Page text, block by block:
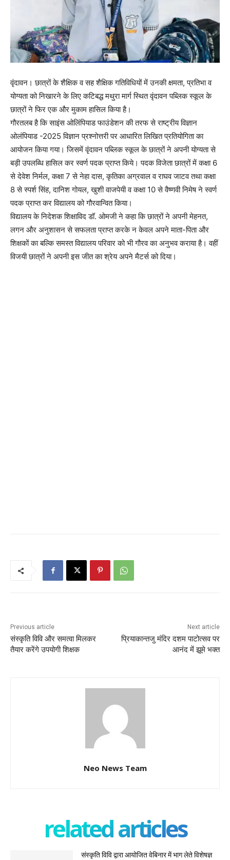
वृंदावन। छात्रों के शैक्षिक व सह शैक्षिक गतिविधियों में उनकी क्षमता, प्रतिभा व
योग्यता को निखारने के लिए कटिबद्ध मथुरा मार्ग स्थित वृंदावन पब्लिक स्कूल के
छात्रों ने फिर एक और मुकाम हासिल किया है।
गौरतलब है कि साइंस ओलिंपियाड फाउंडेशन की तरफ से राष्ट्रीय विज्ञान
ओलंपियाड -2025 विज्ञान प्रश्नोत्तरी पर आधारित लिखित प्रतियोगिता का
आयोजन किया गया। जिसमें वृंदावन पब्लिक स्कूल के छात्रों ने अपनी योग्यता से
बड़ी उपलब्धि हासिल कर स्वर्ण पदक प्राप्त किये। पदक विजेता छात्रों में कक्षा 6
से देवेश निर्मल, कक्षा 7 से नेहा दास, कृतिका अग्रवाल व राघव जाटव तथा कक्षा
8 से स्पर्श सिंह, दानिश गोयल, खुशी वाजपेयी व कक्षा 10 से वैष्णवी निमेष ने स्वर्ण
पदक प्राप्त कर विद्यालय को गौरवान्वित किया।
विद्यालय के निदेशक शिक्षाविद डॉ. ओमजी ने कहा कि छात्रों ने अपनी मेहनत,
लगन और अनुशासन से सफलता प्राप्त करके न केवल अपने माता-पिता और
शिक्षकों का बल्कि समस्त विद्यालय परिवार को भी गौरव का अनुभव कराया है। वहीं
विजयी छात्रों ने अपनी इस जीत का श्रेय अपने मैटर्स को दिया।
Previous article
संस्कृति विवि और समत्वा मिलकर
तैयार करेंगे उपयोगी शिक्षक
Next article
प्रियाकान्तजु मंदिर दशम पाटोत्सव पर
आनंद में झूमे भक्त
Neo News Team
related articles
संस्कृति विवि द्वारा आयोजित वेबिनार में भाग लेते विशेषज्ञ